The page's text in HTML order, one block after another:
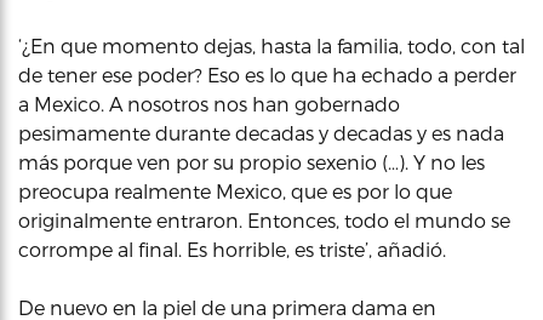
‘¿En que momento dejas, hasta la familia, todo, con tal
de tener ese poder? Eso es lo que ha echado a perder
a Mexico. A nosotros nos han gobernado
pesimamente durante decadas y decadas y es nada
más porque ven por su propio sexenio (…). Y no les
preocupa realmente Mexico, que es por lo que
originalmente entraron. Entonces, todo el mundo se
corrompe al final. Es horrible, es triste’, añadió.
De nuevo en la piel de una primera dama en